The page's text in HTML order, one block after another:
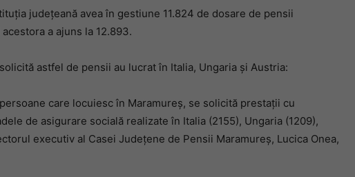
județeană avea în gestiune 11.824 de dosare de pensii
a ajuns la 12.893.
astfel de pensii au lucrat în Italia, Ungaria și Austria:
care locuiesc în Maramureș, se solicită prestații cu
de asigurare socială realizate în Italia (2155), Ungaria (1209),
executiv al Casei Județene de Pensii Maramureș, Lucica Onea,